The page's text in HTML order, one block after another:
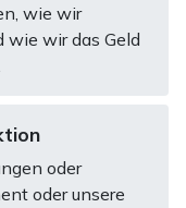
wie wir
wie wir das Geld
oder
oder unsere